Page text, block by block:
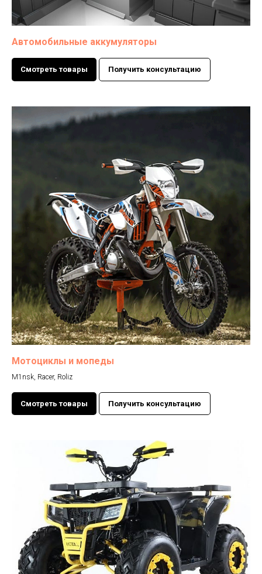
Автомобильные аккумуляторы
Смотреть товары Получить консультацию
Мотоциклы и мопеды
M1nsk, Racer, Roliz
Смотреть товары Получить консультацию